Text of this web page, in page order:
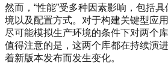
然而，“性能”受多种因素影响，包括
境以及配置方式。对于构建关键型应
尽可能模拟生产环境的条件下对两个
值得注意的是，这两个库都在持续演
着新版本发布而发生变化。